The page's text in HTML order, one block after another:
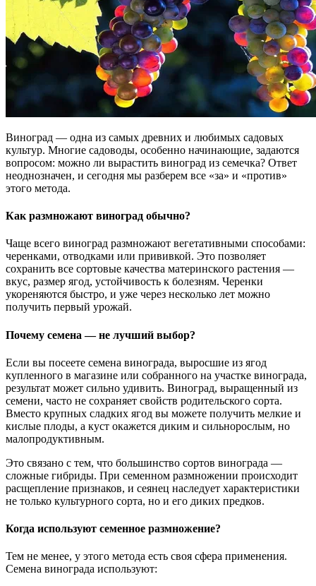
Виноград — одна из самых древних и любимых садовых
культур. Многие садоводы, особенно начинающие, задаются
вопросом: можно ли вырастить виноград из семечка? Ответ
неоднозначен, и сегодня мы разберем все «за» и «против»
этого метода.
Как размножают виноград обычно?
Чаще всего виноград размножают вегетативными способами:
черенками, отводками или прививкой. Это позволяет
сохранить все сортовые качества материнского растения —
вкус, размер ягод, устойчивость к болезням. Черенки
укореняются быстро, и уже через несколько лет можно
получить первый урожай.
Почему семена — не лучший выбор?
Если вы посеете семена винограда, выросшие из ягод
купленного в магазине или собранного на участке винограда,
результат может сильно удивить. Виноград, выращенный из
семени, часто не сохраняет свойств родительского сорта.
Вместо крупных сладких ягод вы можете получить мелкие и
кислые плоды, а куст окажется диким и сильнорослым, но
малопродуктивным.
Это связано с тем, что большинство сортов винограда —
сложные гибриды. При семенном размножении происходит
расщепление признаков, и сеянец наследует характеристики
не только культурного сорта, но и его диких предков.
Когда используют семенное размножение?
Тем не менее, у этого метода есть своя сфера применения.
Семена винограда используют: